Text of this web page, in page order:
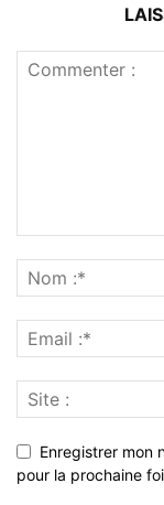
Enregistrer mon
pour la prochaine